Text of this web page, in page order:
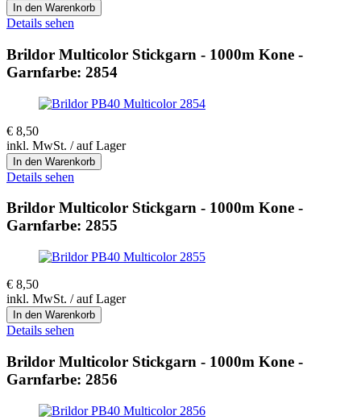
Details sehen
Brildor Multicolor Stickgarn - 1000m Kone -
Garnfarbe: 2854
€ 8,50
inkl. MwSt. / auf Lager
Details sehen
Brildor Multicolor Stickgarn - 1000m Kone -
Garnfarbe: 2855
€ 8,50
inkl. MwSt. / auf Lager
Details sehen
Brildor Multicolor Stickgarn - 1000m Kone -
Garnfarbe: 2856